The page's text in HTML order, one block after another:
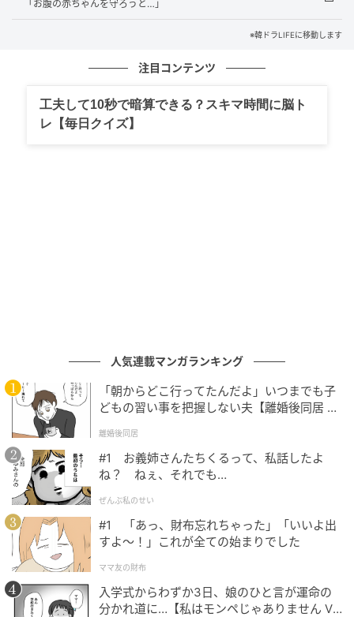
（写真提供＝OSEN）
また、「これまで長年、運動を頑張り、食事管理も努
力してきたことが大きく役立ったようです。現在は慎
生を歩んでいきます」とし、今年の秋に出産予定であ
ることを書き添えた。
ハン・ダガムは2020年、1歳年上の実業家の夫と約1年
の交際を経て結婚した。1980年生まれの彼女は今年45
歳。芸能界でも高年齢での妊娠として、多くの祝福の
声が寄せられている。
（記事提供＝OSEN）
次の記事
「お腹の赤ちゃんを守ろうと…」
※韓ドラLIFEに移動します
注目コンテンツ
工夫して10秒で暗算できる？スキマ時間に脳ト
レ【毎日クイズ】
人気連載マンガランキング
「朝からどこ行ってたんだよ」いつまでも子
どもの習い事を把握しない夫【離婚後同居 Vo
離婚後同居
#1 お義姉さんたちくるって、私話したよ
ね？ ねぇ、それでも…
ぜんぶ私のせい
#1 「あっ、財布忘れちゃった」「いいよ出
すよ〜！」これが全ての始まりでした
ママ友の財布
入学式からわずか3日、娘のひと言が運命の
分かれ道に…【私はモンペじゃありません Vo